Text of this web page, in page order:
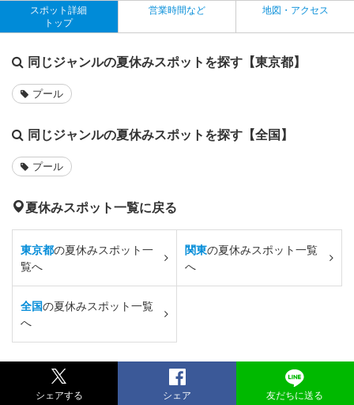
スポット詳細
トップ
営業時間など 地図・アクセス
同じジャンルの夏休みスポットを探す【東京都】
プール
同じジャンルの夏休みスポットを探す【全国】
プール
夏休みスポット一覧に戻る
東京都の夏休みスポット一
覧へ
関東の夏休みスポット一覧
へ
全国の夏休みスポット一覧
へ
シェアする シェア 友だちに送る